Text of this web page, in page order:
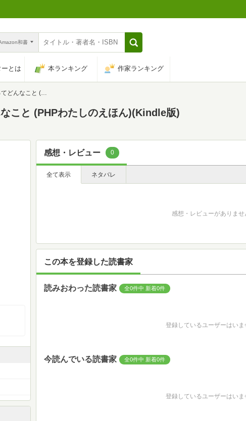
和書
とは 本ランキング 作家ランキング
(PHPわたしのえほん)
こと (PHPわたしのえほん)(Kindle版)
感想・レビュー 0
全て表示 ネタバレ
感想・レビューがありませ
この本を登録した読書家
読みおわった読書家 全0件中 新着0件
登録しているユーザーはいま
今読んでいる読書家 全0件中 新着0件
登録しているユーザーはいま